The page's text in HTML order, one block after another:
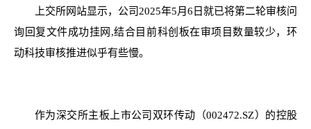
上交所网站显示，公司2025年5月6日就已将第二轮审核问
询回复文件成功挂网,结合目前科创板在审项目数量较少，环
动科技审核推进似乎有些慢。
作为深交所主板上市公司双环传动（002472.SZ）的控股